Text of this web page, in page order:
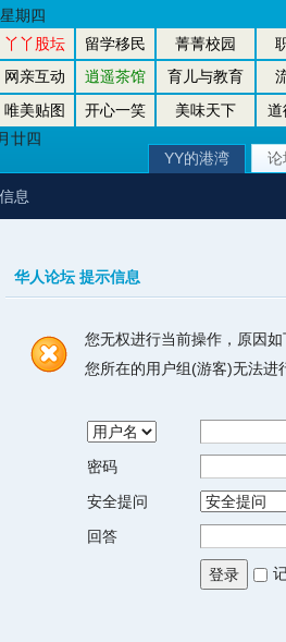
丫丫股坛 留学移民 菁菁校园
网亲互动
逍遥茶馆 育儿与教育
唯美贴图
开心一笑 美味天下
道
廿四
期四
YY的港湾 论
息
华人论坛 提示信息
您无权进行当前操作，原因如
您所在的用户组(游客)无法进
密码
安全提问
回答
登录